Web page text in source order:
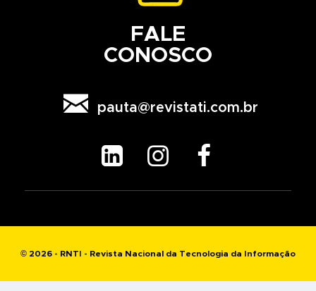
FALE
CONOSCO
 pauta@revistati.com.br
  
© 2026 - RNTI - Revista Nacional da Tecnologia da Informação